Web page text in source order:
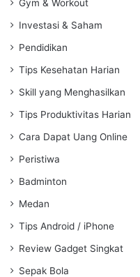
Gym & Workout
Investasi & Saham
Pendidikan
Tips Kesehatan Harian
Skill yang Menghasilkan
Tips Produktivitas Harian
Cara Dapat Uang Online
Peristiwa
Badminton
Medan
Tips Android / iPhone
Review Gadget Singkat
Sepak Bola